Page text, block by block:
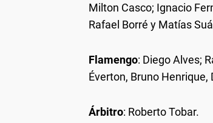
Milton Casco; Ignacio
Rafael Borré y Matías
Flamengo: Diego Alves;
Éverton, Bruno
Árbitro: Roberto Tobar.